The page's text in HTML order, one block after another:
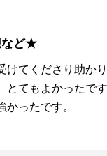
など★
けてくださり助か
とてもよかったで
かったです。